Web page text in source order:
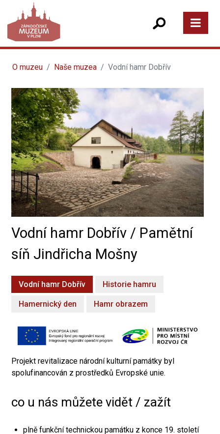
O muzeu Naše muzea Vodní hamr Dobřív
Vodní hamr Dobřív / Pamětní
síň Jindřicha Mošny
Vodní hamr Dobřív Historie hamru
Hamernický den Hamr obrazem
Projekt revitalizace národní kulturní památky byl
spolufinancován z prostředků Evropské unie.
co u nás můžete vidět / zažít
plně funkční technickou památku z konce 19. století